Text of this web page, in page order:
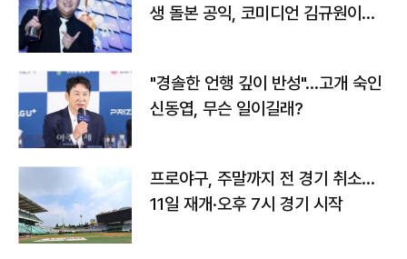
생 돌본 공익, 코미디언 김규원이었
"경솔한 언행 깊이 반성"…고개 숙인
신동엽, 무슨 일이길래?
프로야구, 주말까지 전 경기 취소…
11일 재개·오후 7시 경기 시작